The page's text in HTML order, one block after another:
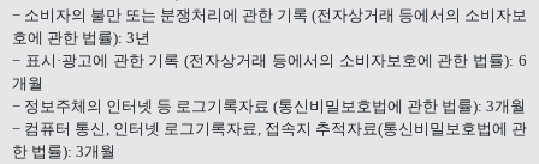
− 소비자의 불만 또는 분쟁처리에 관한 기록 (전자상거래 등에서의 소비자보
호에 관한 법률): 3년
− 표시·광고에 관한 기록 (전자상거래 등에서의 소비자보호에 관한 법률): 6
개월
− 정보주체의 인터넷 등 로그기록자료 (통신비밀보호법에 관한 법률): 3개월
− 컴퓨터 통신, 인터넷 로그기록자료, 접속지 추적자료(통신비밀보호법에 관
한 법률): 3개월